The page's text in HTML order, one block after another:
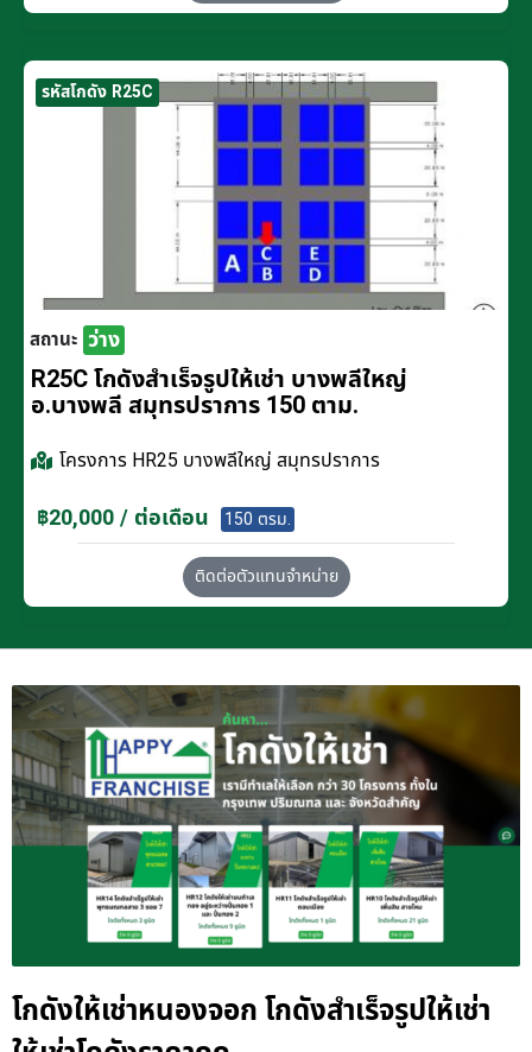
รหัสโกดัง R25C
สถานะ ว่าง
R25C โกดังสำเร็จรูปให้เช่า บางพลีใหญ่
อ.บางพลี สมุทรปราการ 150 ตาม.
โครงการ HR25 บางพลีใหญ่ สมุทรปราการ
฿20,000 / ต่อเดือน 150 ตรม.
ติดต่อตัวแทนจำหน่าย
โกดังให้เช่าหนองจอก โกดังสำเร็จรูปให้เช่า